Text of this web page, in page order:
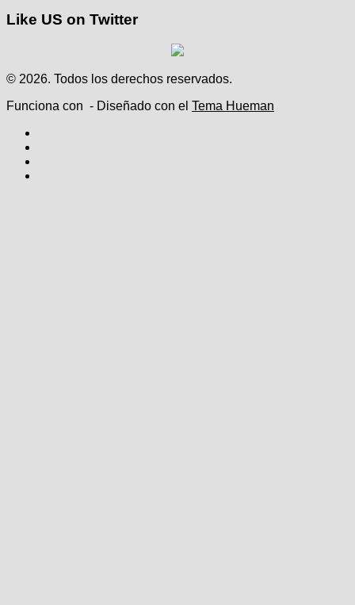
Like US on Twitter
© 2026. Todos los derechos reservados.
Funciona con - Diseñado con el Tema Hueman